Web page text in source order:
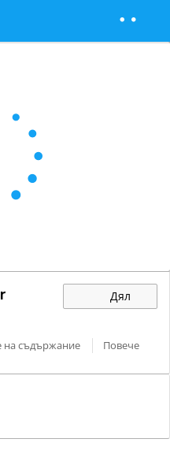
Дял
на съдържание
Повече